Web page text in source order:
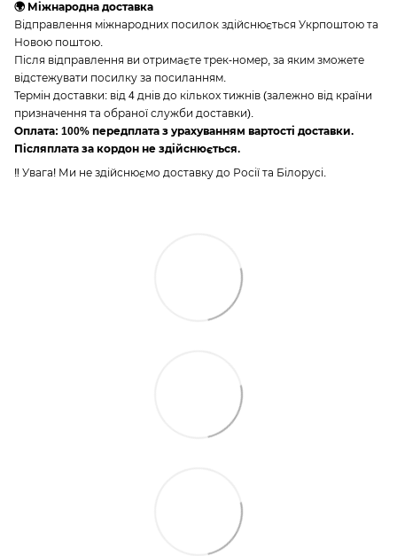
🌍 Міжнародна доставка
Відправлення міжнародних посилок здійснюється Укрпоштою та
Новою поштою.
Після відправлення ви отримаєте трек-номер, за яким зможете
відстежувати посилку за посиланням.
Термін доставки: від 4 днів до кількох тижнів (залежно від країни
призначення та обраної служби доставки).
Оплата: 100% передплата з урахуванням вартості доставки.
Післяплата за кордон не здійснюється.
‼️ Увага! Ми не здійснюємо доставку до Росії та Білорусі.